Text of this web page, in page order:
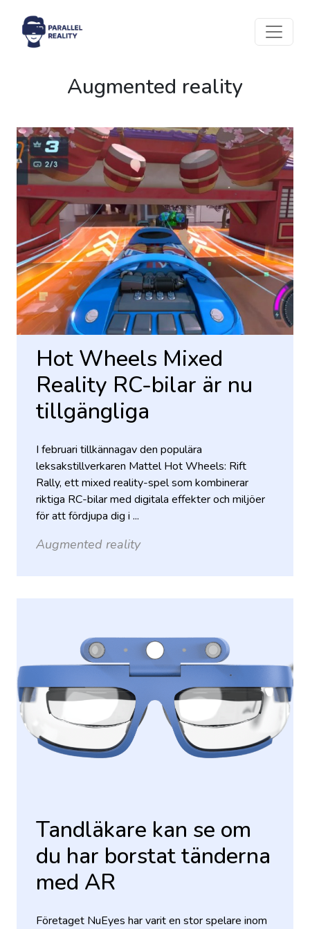
Augmented reality
Hot Wheels Mixed
Reality RC-bilar är nu
tillgängliga
I februari tillkännagav den populära
leksakstillverkaren Mattel Hot Wheels: Rift
Rally, ett mixed reality-spel som kombinerar
riktiga RC-bilar med digitala effekter och miljöer
för att fördjupa dig i ...
Augmented reality
Tandläkare kan se om
du har borstat tänderna
med AR
Företaget NuEyes har varit en stor spelare inom